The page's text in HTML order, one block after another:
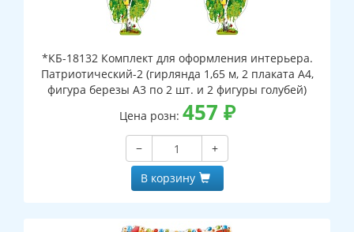
*КБ-18132 Комплект для оформления интерьера.
Патриотический-2 (гирлянда 1,65 м, 2 плаката А4,
фигура березы А3 по 2 шт. и 2 фигуры голубей)
Цена розн: 457 ₽
−
+
В корзину